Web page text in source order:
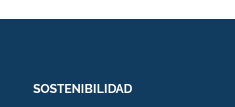
SOSTENIBILIDAD